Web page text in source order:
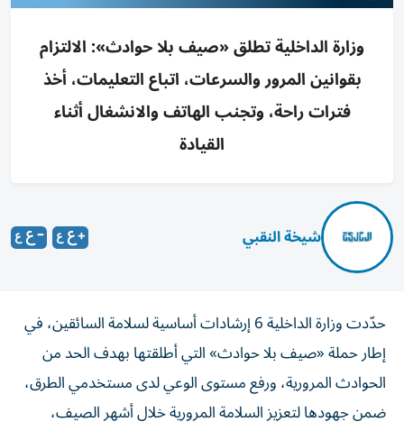
وزارة الداخلية تطلق «صيف بلا حوادث»: الالتزام
بقوانين المرور والسرعات، اتباع التعليمات، أخذ
فترات راحة، وتجنب الهاتف والانشغال أثناء
القيادة
شيخة النقبي
حدّدت وزارة الداخلية 6 إرشادات أساسية لسلامة السائقين، في
إطار حملة «صيف بلا حوادث» التي أطلقتها بهدف الحد من
الحوادث المرورية، ورفع مستوى الوعي لدى مستخدمي الطرق،
ضمن جهودها لتعزيز السلامة المرورية خلال أشهر الصيف،